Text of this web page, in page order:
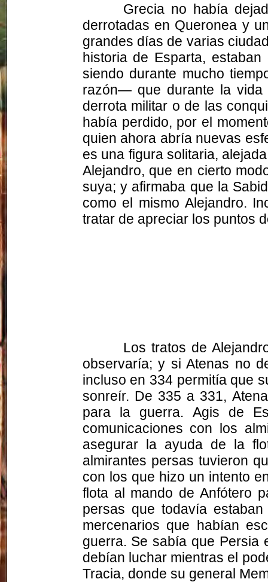
Grecia no había
derrotadas en Queronea y
grandes días de varias
historia de Esparta,
siendo durante mucho
razón— que durante la vida
derrota militar o de las
había perdido, por el
quien ahora abría nuevas
es una figura solitaria,
Alejandro, que en cierto
suya; y afirmaba que la
como el mismo Alejandro.
tratar de apreciar los puntos
Los tratos de
observaría; y si Atenas no
incluso en 334 permitía que
sonreír. De 335 a 331,
para la guerra. Agis de
comunicaciones con los
asegurar la ayuda de la
almirantes persas tuvieron
con los que hizo un intento
flota al mando de Anfótero
persas que todavía
mercenarios que habían
guerra. Se sabía que Persia
debían luchar mientras el
Tracia, donde su general